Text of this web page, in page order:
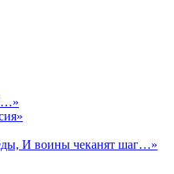
И воины чеканят шаг…»